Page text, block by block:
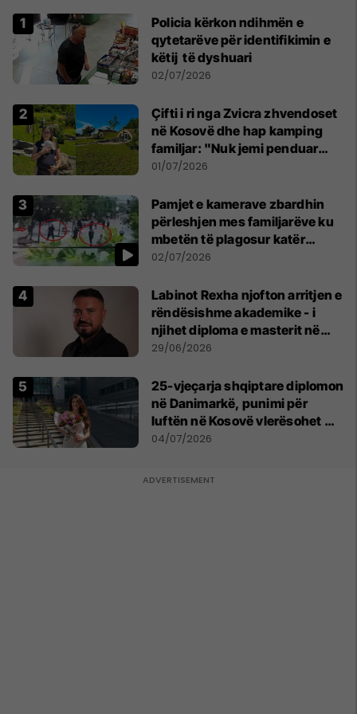
Policia kërkon ndihmën e
qytetarëve për identifikimin e
këtij të dyshuari
02/07/2026
Çifti i ri nga Zvicra zhvendoset
në Kosovë dhe hap kamping
familjar: "Nuk jemi penduar
asnjë ditë"
01/07/2026
Pamjet e kamerave zbardhin
përleshjen mes familjarëve ku
mbetën të plagosur katër
persona
02/07/2026
Labinot Rexha njofton arritjen e
rëndësishme akademike - i
njihet diploma e masterit në
Psikologji në Zvicër
29/06/2026
25-vjeçarja shqiptare diplomon
në Danimarkë, punimi për
luftën në Kosovë vlerësohet me
notën më të lartë
04/07/2026